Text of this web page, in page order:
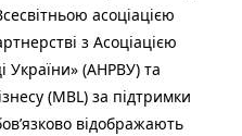
асоціацією
з Асоціацією
України» (АНРВУ) та
(MBL) за підтримки
відображають